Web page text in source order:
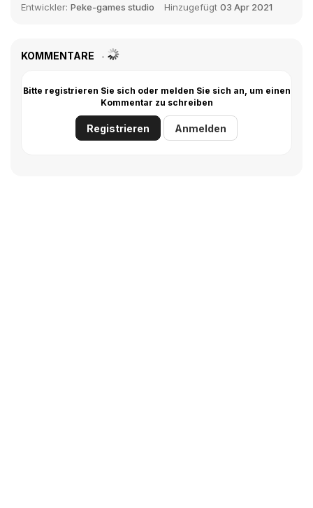
Entwickler: Peke-games studio Hinzugefügt 03 Apr 2021
KOMMENTARE
Bitte registrieren Sie sich oder melden Sie sich an, um einen
Kommentar zu schreiben
Registrieren Anmelden